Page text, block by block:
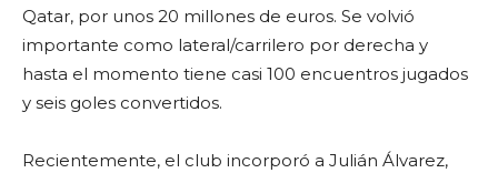
Qatar, por unos 20 millones de euros. Se volvió
importante como lateral/carrilero por derecha y
hasta el momento tiene casi 100 encuentros jugados
y seis goles convertidos.
Recientemente, el club incorporó a Julián Álvarez,